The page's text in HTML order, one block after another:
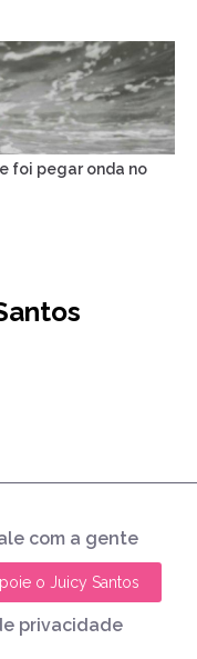
foi pegar onda no
com a gente
o Juicy Santos
privacidade